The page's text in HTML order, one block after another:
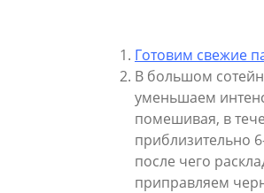
Готовим свежие
В большом
уменьшаем
помешивая, в
приблизительно
после чего
приправляем